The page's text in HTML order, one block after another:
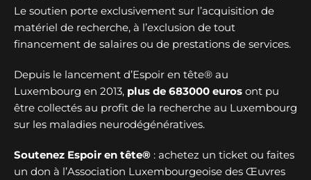
Le soutien porte exclusivement sur l’acquisition de
matériel de recherche, à l’exclusion de tout
financement de salaires ou de prestations de services.
Depuis le lancement d’Espoir en tête® au
Luxembourg en 2013, plus de 683000 euros ont pu
être collectés au profit de la recherche au Luxembourg
sur les maladies neurodégénératives.
Soutenez Espoir en tête® : achetez un ticket ou faites
un don à l’Association Luxembourgeoise des Œuvres